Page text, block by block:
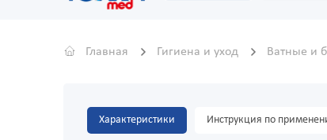
Главная Гигиена и уход Ватные и
Характеристики Инструкция по